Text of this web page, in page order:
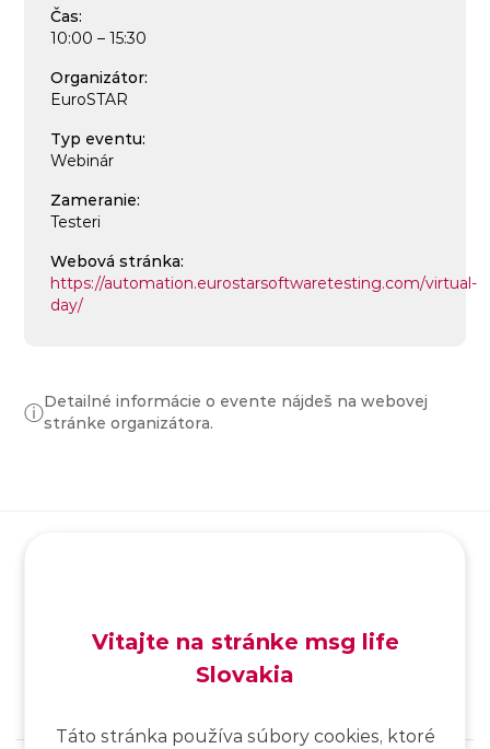
Čas:
10:00 – 15:30
Organizátor:
EuroSTAR
Typ eventu:
Webinár
Zameranie:
Testeri
Webová stránka:
https://automation.eurostarsoftwaretesting.com/virtual-
day/
ⓘDetailné informácie o evente nájdeš na webovej
stránke organizátora.
/EN /DE
Vitajte na stránke msg life
Slovakia
Táto stránka používa súbory cookies, ktoré